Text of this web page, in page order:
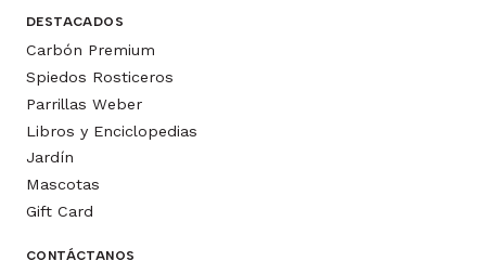
DESTACADOS
Carbón Premium
Spiedos Rosticeros
Parrillas Weber
Libros y Enciclopedias
Jardín
Mascotas
Gift Card
CONTÁCTANOS